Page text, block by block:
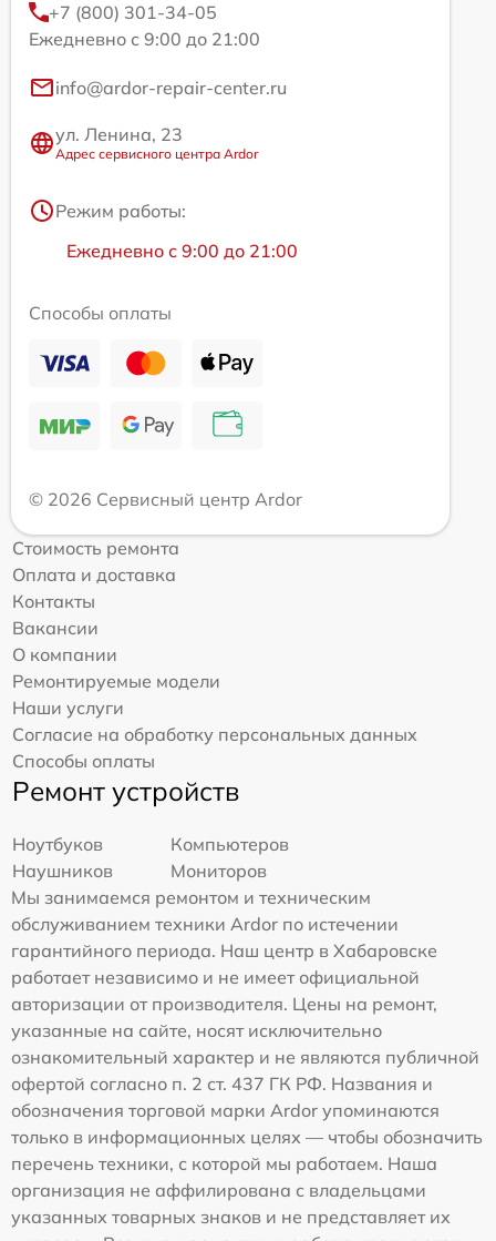
+7 (800) 301-34-05
Ежедневно с 9:00 до 21:00
info@ardor-repair-center.ru
ул. Ленина, 23
Адрес сервисного центра Ardor
Режим работы:
Ежедневно с 9:00 до 21:00
Способы оплаты
© 2026 Сервисный центр Ardor
Стоимость ремонта
Оплата и доставка
Контакты
Вакансии
О компании
Ремонтируемые модели
Наши услуги
Согласие на обработку персональных данных
Способы оплаты
Ремонт устройств
Ноутбуков
Компьютеров
Наушников
Мониторов
Мы занимаемся ремонтом и техническим
обслуживанием техники Ardor по истечении
гарантийного периода. Наш центр в Хабаровске
работает независимо и не имеет официальной
авторизации от производителя. Цены на ремонт,
указанные на сайте, носят исключительно
ознакомительный характер и не являются публичной
офертой согласно п. 2 ст. 437 ГК РФ. Названия и
обозначения торговой марки Ardor упоминаются
только в информационных целях — чтобы обозначить
перечень техники, с которой мы работаем. Наша
организация не аффилирована с владельцами
указанных товарных знаков и не представляет их